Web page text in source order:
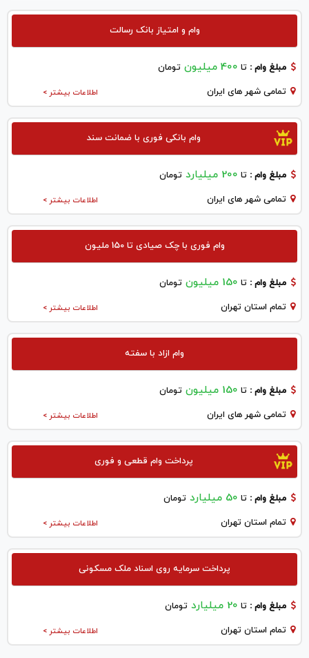
وام و امتیاز بانک رسالت
مبلغ وام : تا 400 میلیون تومان
اطلاعات بیشتر > تمامی شهر های ایران
وام بانکی فوری با ضمانت سند
مبلغ وام : تا 200 میلیارد تومان
اطلاعات بیشتر > تمامی شهر های ایران
وام فوری با چک صیادی تا 150 ملیون
مبلغ وام : تا 150 میلیون تومان
اطلاعات بیشتر > تمام استان تهران
وام ازاد با سفته
مبلغ وام : تا 150 میلیون تومان
اطلاعات بیشتر > تمامی شهر های ایران
پرداخت وام قطعی و فوری
مبلغ وام : تا 50 میلیارد تومان
اطلاعات بیشتر > تمام استان تهران
پرداخت سرمایه روی اسناد ملک مسکونی
مبلغ وام : تا 20 میلیارد تومان
اطلاعات بیشتر > تمام استان تهران